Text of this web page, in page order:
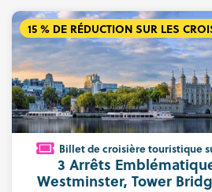
15 % DE RÉDUCTION SUR LES
Billet de croisière touristique
3 Arrêts
Westminster, Tower